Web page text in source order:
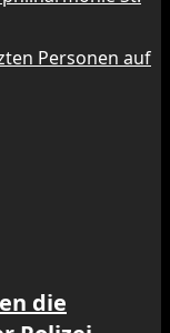
Personen auf
die